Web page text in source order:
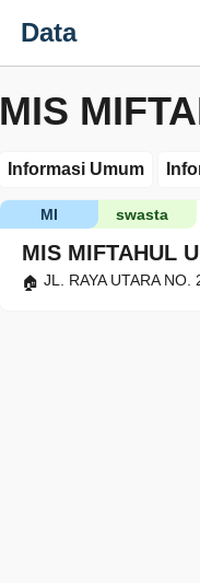
Data
MIS
Informasi Umum
MIS MIFTAHUL
swasta
MI
JL. RAYA UTARA